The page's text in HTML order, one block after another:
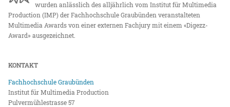
wurden anlässlich des alljährlich vom Institut für Multimedia
Production (IMP) der Fachhochschule Graubünden veranstalteten
Multimedia Awards von einer externen Fachjury mit einem «Digezz-
Award» ausgezeichnet.
KONTAKT
Fachhochschule Graubünden
Institut für Multimedia Production
Pulvermühlestrasse 57